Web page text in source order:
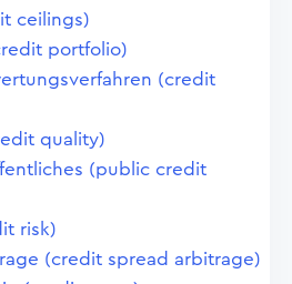
ceilings)
portfolio)
(credit
quality)
(public credit
risk)
(credit spread arbitrage)